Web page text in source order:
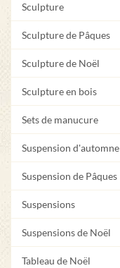
Sculpture
Sculpture de Pâques
Sculpture de Noël
Sculpture en bois
Sets de manucure
Suspension d'automne
Suspension de Pâques
Suspensions
Suspensions de Noël
Tableau de Noël